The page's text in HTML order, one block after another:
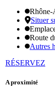
Rhône-
Situer
Route
Autres
RÉSERVEZ
A proximité